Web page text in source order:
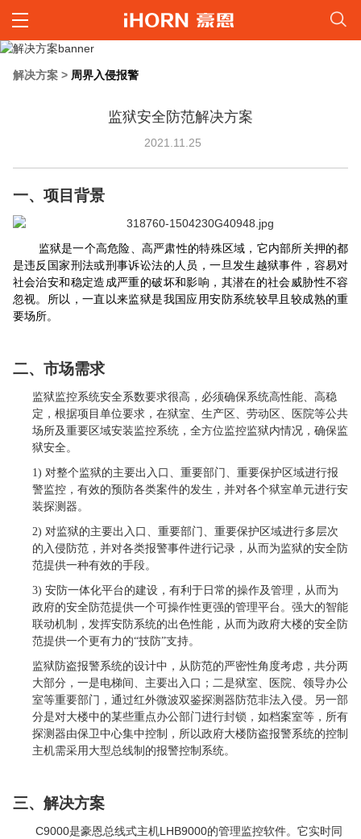
解决方案 > 周界入侵报警
监狱安全防范解决方案
2021.11.25
一、项目背景
监狱是一个高危险、高严肃性的特殊区域，它内部所关押的都
是违反国家刑法或刑事诉讼法的人员，一旦发生越狱事件，容易对
社会治安和稳定造成严重的破坏和影响，其潜在的社会威胁性不容
忽视。所以，一直以来监狱是我国应用安防系统较早且较成熟的重
要场所。
二、市场需求
监狱监控系统安全系数要求很高，必须确保系统高性能、高稳
定，根据项目单位要求，在狱室、生产区、劳动区、医院等公共
场所及重要区域安装监控系统，全方位监控监狱内情况，确保监
狱安全。
1) 对整个监狱的主要出入口、重要部门、重要保护区域进行报
警监控，有效的预防各类案件的发生，并对各个狱室单元进行安
装探测器。
2) 对监狱的主要出入口、重要部门、重要保护区域进行多层次
的入侵防范，并对各类报警事件进行记录，从而为监狱的安全防
范提供一种有效的手段。
3) 安防一体化平台的建设，有利于日常的操作及管理，从而为
政府的安全防范提供一个可操作性更强的管理平台。强大的智能
联动机制，发挥安防系统的出色性能，从而为政府大楼的安全防
范提供一个更有力的“技防”支持。
监狱防盗报警系统的设计中，从防范的严密性角度考虑，共分两
大部分，一是电梯间、主要出入口；二是狱室、医院、领导办公
室等重要部门，通过红外微波双鉴探测器防范非法入侵。另一部
分是对大楼中的某些重点办公部门进行封锁，如档案室等，所有
探测器由保卫中心集中控制，所以政府大楼防盗报警系统的控制
主机需采用大型总线制的报警控制系统。
三、解决方案
C9000是豪恩总线式主机LHB9000的管理监控软件。它实时同